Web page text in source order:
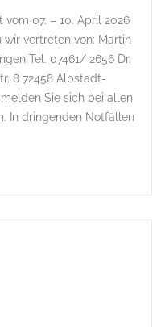
vom 07. – 10. April 2026
vertreten von: Martin
Tel. 07461/ 2656 Dr.
8 72458 Albstadt-
Sie sich bei allen
In dringenden Notfällen